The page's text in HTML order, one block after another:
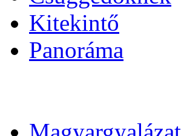
Kitekintő
Panoráma